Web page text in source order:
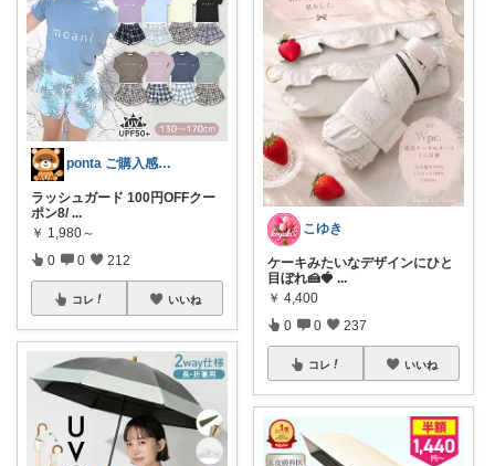
ponta ご購入感謝ですm(_ _)m
ラッシュガード 100円OFFクー
ポン8/ ...
￥ 1,980～
0 0 212
コレ いいね
こゆき
ケーキみたいなデザインにひと
目ぼれ🍰🍓 ...
￥ 4,400
0 0 237
コレ いいね